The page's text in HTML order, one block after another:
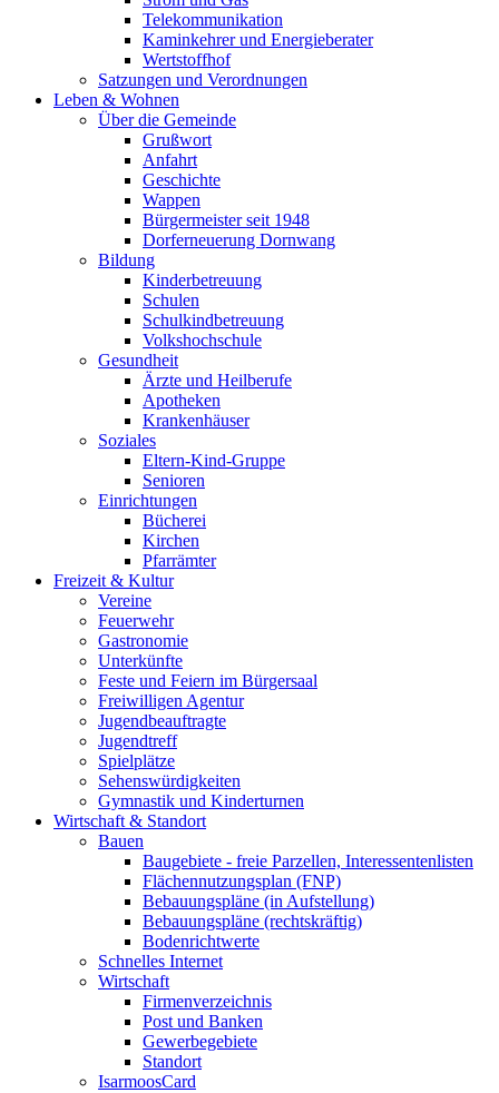
Telekommunikation
Kaminkehrer und Energieberater
Wertstoffhof
Satzungen und Verordnungen
Leben & Wohnen
Über die Gemeinde
Grußwort
Anfahrt
Geschichte
Wappen
Bürgermeister seit 1948
Dorferneuerung Dornwang
Bildung
Kinderbetreuung
Schulen
Schulkindbetreuung
Volkshochschule
Gesundheit
Ärzte und Heilberufe
Apotheken
Krankenhäuser
Soziales
Eltern-Kind-Gruppe
Senioren
Einrichtungen
Bücherei
Kirchen
Pfarrämter
Freizeit & Kultur
Vereine
Feuerwehr
Gastronomie
Unterkünfte
Feste und Feiern im Bürgersaal
Freiwilligen Agentur
Jugendbeauftragte
Jugendtreff
Spielplätze
Sehenswürdigkeiten
Gymnastik und Kinderturnen
Wirtschaft & Standort
Bauen
Baugebiete - freie Parzellen, Interessentenlisten
Flächennutzungsplan (FNP)
Bebauungspläne (in Aufstellung)
Bebauungspläne (rechtskräftig)
Bodenrichtwerte
Schnelles Internet
Wirtschaft
Firmenverzeichnis
Post und Banken
Gewerbegebiete
Standort
IsarmoosCard